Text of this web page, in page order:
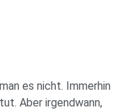
es nicht. Immerhin
Aber irgendwann,